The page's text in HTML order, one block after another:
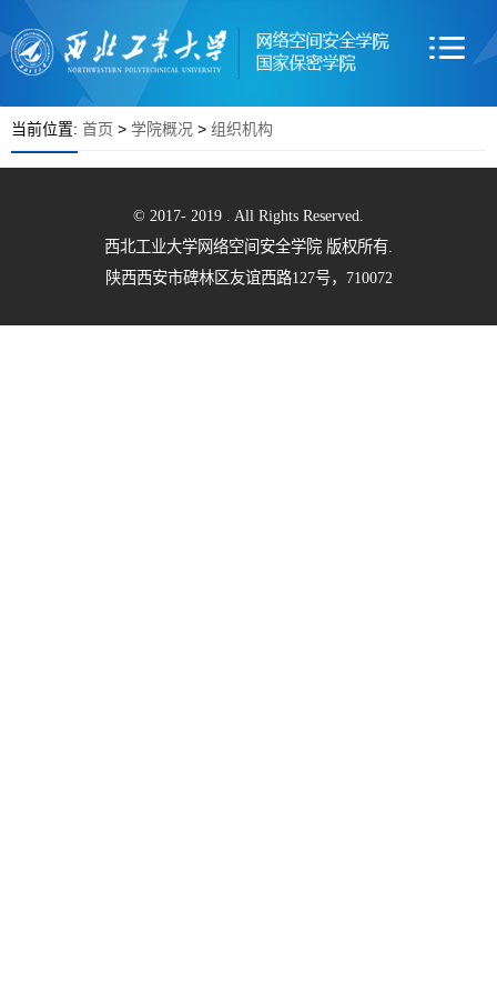
当前位置: 首页 > 学院概况 > 组织机构
© 2017- 2019 . All Rights Reserved.
西北工业大学网络空间安全学院 版权所有.
陕西西安市碑林区友谊西路127号，710072